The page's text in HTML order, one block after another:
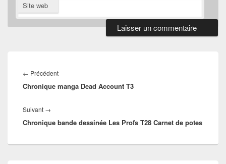
Site web
de
l’article
← PrécédentArticle
précédent :
Chronique manga Dead Account T3
Suivant →
suivant :
Chronique bande dessinée Les Profs T28 Carnet de potes